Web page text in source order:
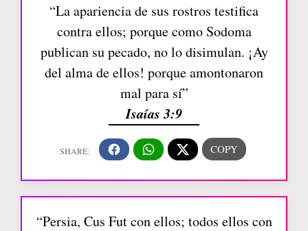
“La apariencia de sus rostros testifica
contra ellos; porque como Sodoma
publican su pecado, no lo disimulan. ¡Ay
del alma de ellos! porque amontonaron
mal para sí”
Isaías 3:9
“Persia, Cus Fut con ellos; todos ellos con